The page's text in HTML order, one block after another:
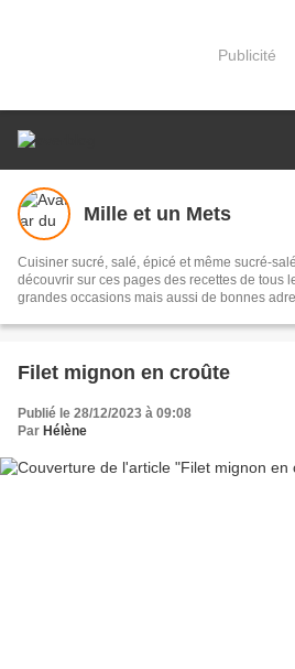
Publicité
Mille et un Mets
Cuisiner sucré, salé, épicé et même sucré-
découvrir sur ces pages des recettes de tous
grandes occasions mais aussi de bonnes
bonheur ;-)
Filet mignon en croûte
Publié le 28/12/2023 à 09:08
Par Hélène